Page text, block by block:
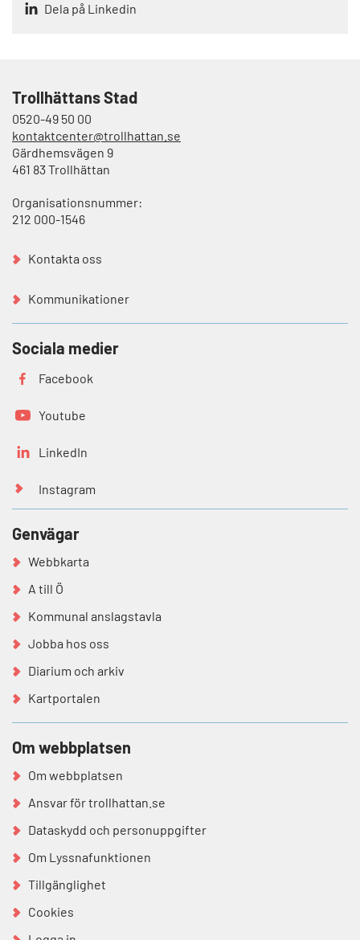
Dela på Linkedin
Trollhättans Stad
0520-49 50 00
kontaktcenter@trollhattan.se
Gärdhemsvägen 9
461 83 Trollhättan
Organisationsnummer:
212 000-1546
Kontakta oss
Kommunikationer
Sociala medier
Facebook
Youtube
LinkedIn
Instagram
Genvägar
Webbkarta
A till Ö
Kommunal anslagstavla
Jobba hos oss
Diarium och arkiv
Kartportalen
Om webbplatsen
Om webbplatsen
Ansvar för trollhattan.se
Dataskydd och personuppgifter
Om Lyssnafunktionen
Tillgänglighet
Cookies